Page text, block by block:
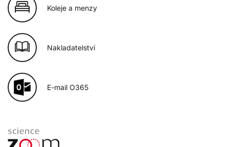
Koleje a menzy
Nakladatelství
E-mail O365